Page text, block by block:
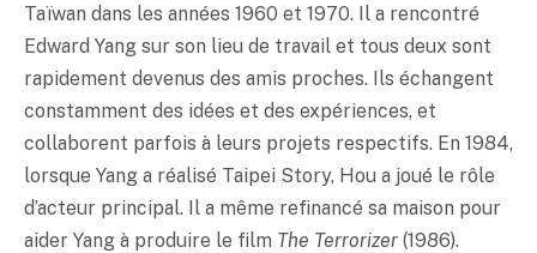
Taïwan dans les années 1960 et 1970. Il a rencontré
Edward Yang sur son lieu de travail et tous deux sont
rapidement devenus des amis proches. Ils échangent
constamment des idées et des expériences, et
collaborent parfois à leurs projets respectifs. En 1984,
lorsque Yang a réalisé Taipei Story, Hou a joué le rôle
d’acteur principal. Il a même refinancé sa maison pour
aider Yang à produire le film The Terrorizer (1986).